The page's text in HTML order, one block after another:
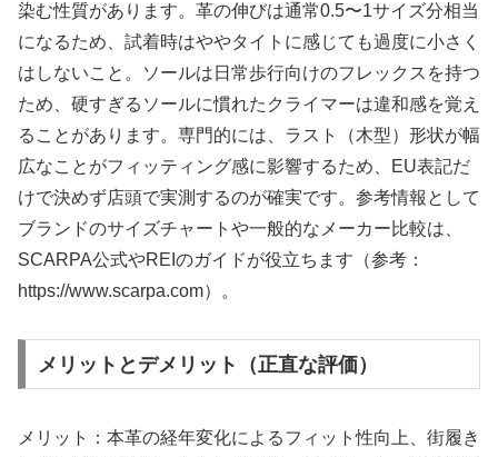
染む性質があります。革の伸びは通常0.5〜1サイズ分相当
になるため、試着時はややタイトに感じても過度に小さく
はしないこと。ソールは日常歩行向けのフレックスを持つ
ため、硬すぎるソールに慣れたクライマーは違和感を覚え
ることがあります。専門的には、ラスト（木型）形状が幅
広なことがフィッティング感に影響するため、EU表記だ
けで決めず店頭で実測するのが確実です。参考情報として
ブランドのサイズチャートや一般的なメーカー比較は、
SCARPA公式やREIのガイドが役立ちます（参考：
https://www.scarpa.com）。
メリットとデメリット（正直な評価）
メリット：本革の経年変化によるフィット性向上、街履き